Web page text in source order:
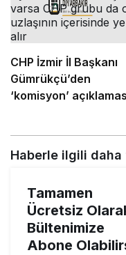
CHP İzmir İl Başkanı
Gümrükçü’den
‘komisyon’
Haberle ilgili daha
Tamamen
Ücretsiz
Bültenimize
Abone